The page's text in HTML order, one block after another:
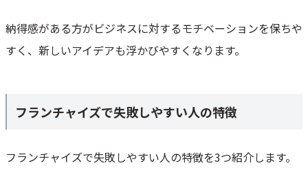
納得感がある方がビジネスに対するモチベーションを保ちや
すく、新しいアイデアも浮かびやすくなります。
フランチャイズで失敗しやすい人の特徴
フランチャイズで失敗しやすい人の特徴を3つ紹介します。